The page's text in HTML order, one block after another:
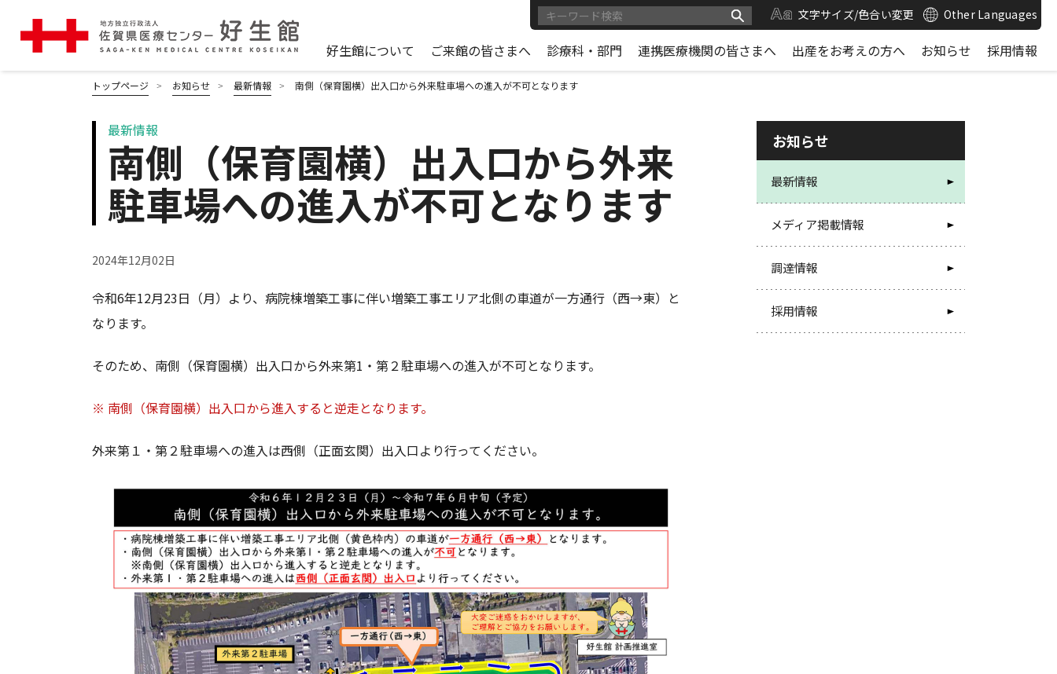
文字サイズ/色合い変更 Other Languages
好生館について ご来館の皆さまへ 診療科・部門 連携医療機関の皆さまへ 出産をお考えの方へ お知らせ 採用情報
トップページ お知らせ 最新情報 南側（保育園横）出入口から外来駐車場への進入が不可となります
最新情報
南側（保育園横）出入口から外来
駐車場への進入が不可となります
2024年12月02日
令和6年12月23日（月）より、病院棟増築工事に伴い増築工事エリア北側の車道が一方通行（西→東）と
なります。
そのため、南側（保育園横）出入口から外来第1・第２駐車場への進入が不可となります。
※ 南側（保育園横）出入口から進入すると逆走となります。
外来第１・第２駐車場への進入は西側（正面玄関）出入口より行ってください。
お知らせ
最新情報
メディア掲載情報
調達情報
採用情報